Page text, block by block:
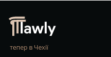
тепер в Чехії